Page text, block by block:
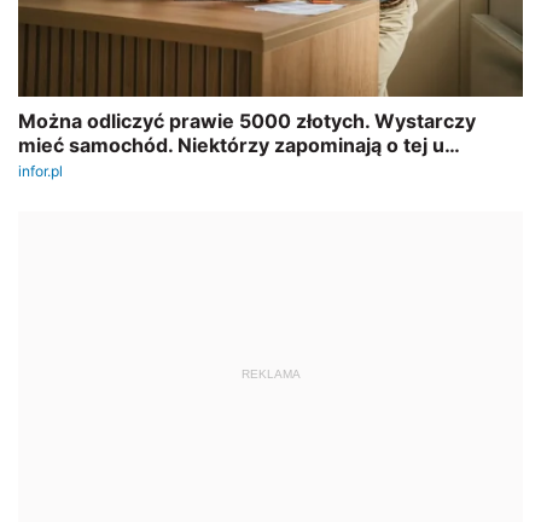
REKLAMA